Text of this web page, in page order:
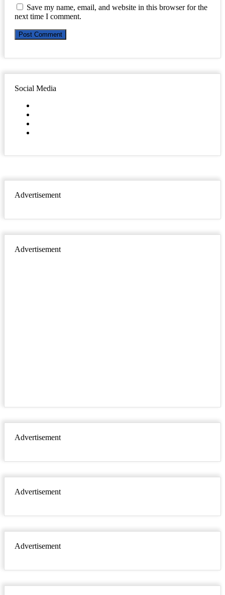
Save my name, email, and website in this browser for the
next time I comment.
Social Media
Advertisement
Advertisement
Advertisement
Advertisement
Advertisement